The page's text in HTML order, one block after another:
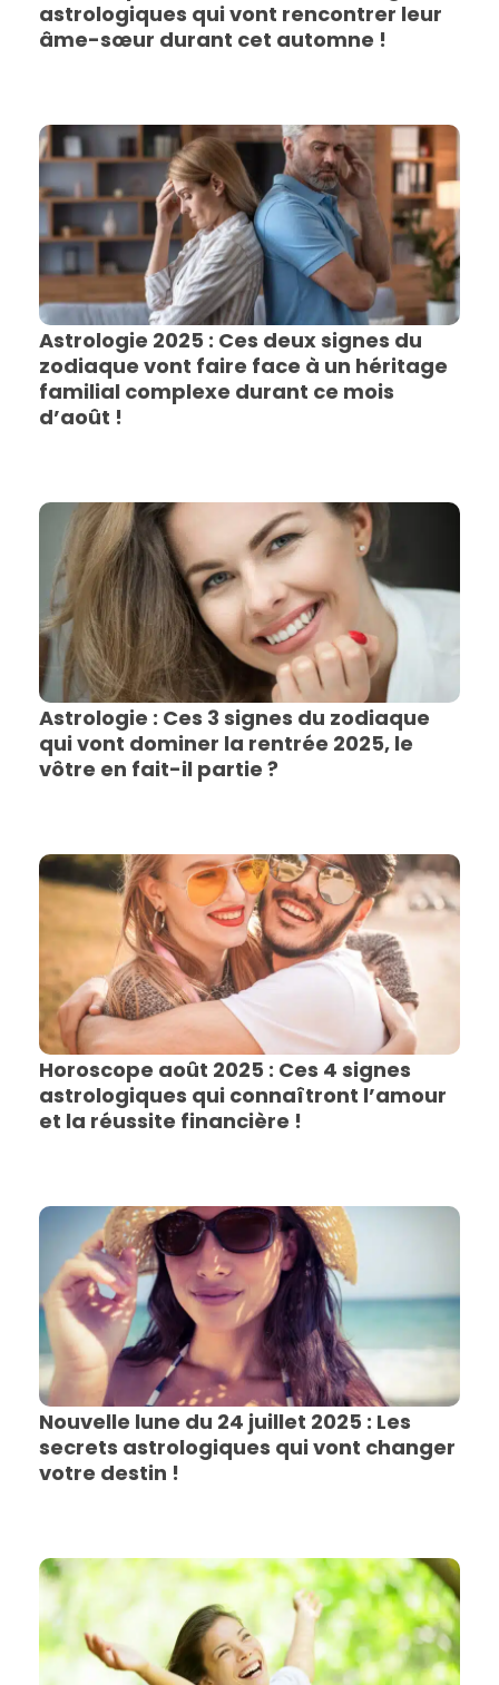
astrologiques qui vont rencontrer leur
âme-sœur durant cet automne !
Astrologie 2025 : Ces deux signes du
zodiaque vont faire face à un héritage
familial complexe durant ce mois
d’août !
Astrologie : Ces 3 signes du zodiaque
qui vont dominer la rentrée 2025, le
vôtre en fait-il partie ?
Horoscope août 2025 : Ces 4 signes
astrologiques qui connaîtront l’amour
et la réussite financière !
Nouvelle lune du 24 juillet 2025 : Les
secrets astrologiques qui vont changer
votre destin !